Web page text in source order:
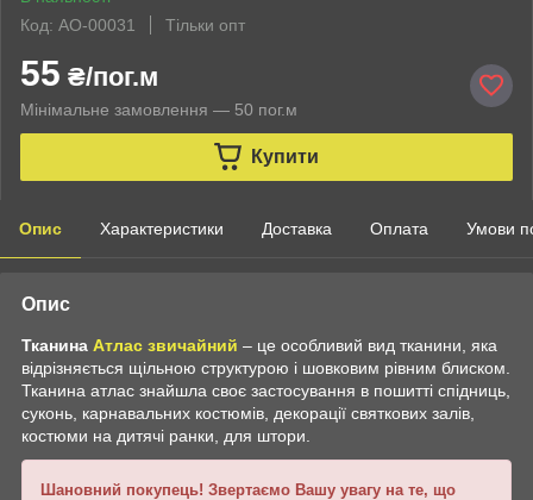
Код: AO-00031
Тільки опт
55 ₴/пог.м
Мінімальне замовлення — 50 пог.м
Купити
Опис Характеристики Доставка Оплата Умови
Опис
Тканина Атлас звичайний – це особливий вид тканини, яка
відрізняється щільною структурою і шовковим рівним блиском.
Тканина атлас знайшла своє застосування в пошитті спідниць,
суконь, карнавальних костюмів, декорації святкових залів,
костюми на дитячі ранки, для штори.
Шановний покупець! Звертаємо Вашу увагу на те, що